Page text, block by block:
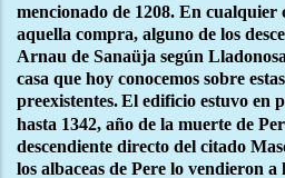
mencionado de 1208. En cualquier
aquella compra, alguno de los
Arnau de Sanaüja según
casa que hoy conocemos sobre
preexistentes.El edificio estuvo en
hasta 1342, año de la muerte de
descendiente directo del citado
los albaceas de Pere lo vendieron